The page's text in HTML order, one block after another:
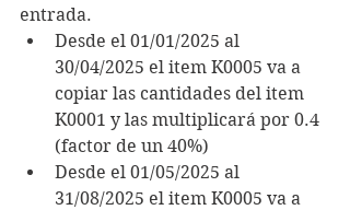
entrada.
Desde el 01/01/2025 al
30/04/2025 el item K0005 va a
copiar las cantidades del item
K0001 y las multiplicará por 0.4
(factor de un 40%)
Desde el 01/05/2025 al
31/08/2025 el item K0005 va a